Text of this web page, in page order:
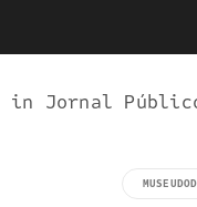
in Jornal